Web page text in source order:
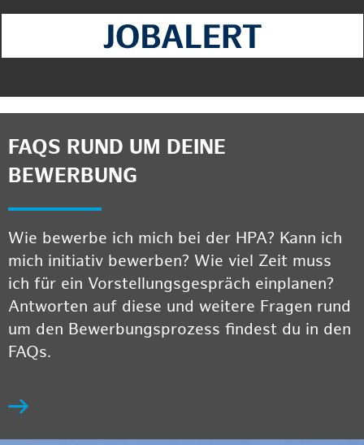
FAQS RUND UM DEINE
BEWERBUNG
Wie bewerbe ich mich bei der HPA? Kann ich
mich initiativ bewerben? Wie viel Zeit muss
ich für ein Vorstellungsgespräch einplanen?
Antworten auf diese und weitere Fragen rund
um den Bewerbungsprozess findest du in den
FAQs.